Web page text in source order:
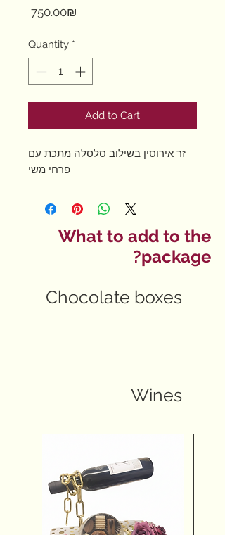
‏750.00 ‏₪
Quantity *
Add to Cart
זר אירוסין בשילוב סלסלה מתכת עם
פרחי משי
What to add to the
package?
Chocolate boxes
Wines